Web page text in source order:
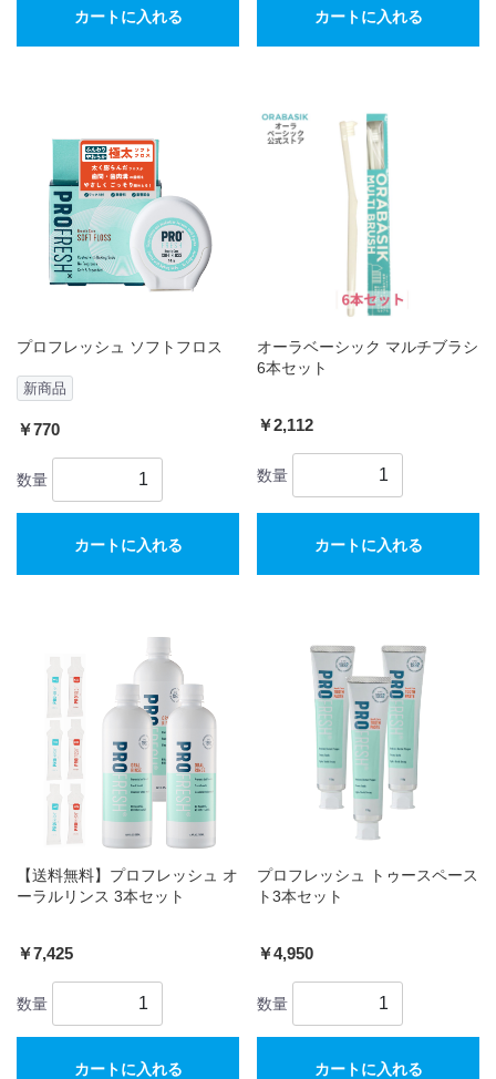
カートに入れる カートに入れる
プロフレッシュ ソフトフロス
新商品
￥770
数量
カートに入れる
オーラベーシック マルチブラシ
6本セット
￥2,112
数量
カートに入れる
【送料無料】プロフレッシュ オ
ーラルリンス 3本セット
￥7,425
数量
カートに入れる
プロフレッシュ トゥースペース
ト3本セット
￥4,950
数量
カートに入れる